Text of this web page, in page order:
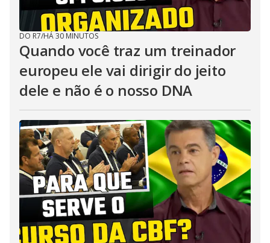
DO R7/HÁ 30 MINUTOS
Quando você traz um treinador
europeu ele vai dirigir do jeito
dele e não é o nosso DNA